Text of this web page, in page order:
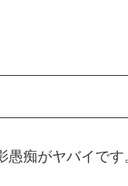
痴がヤバイです